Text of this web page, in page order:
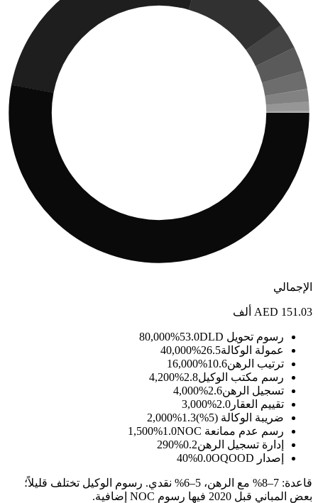
الإجمالي
AED 151.03 ألف
رسوم تحويل DLD 53.0
%
80,000
عمولة الوكالة26.5
%
40,000
ترتيب الرهن10.6
%
16,000
رسم مكتب الوكيل2.8
%
4,200
تسجيل الرهن2.6
%
4,000
تقييم العقار 2.0
%
3,000
ضريبة الوكالة (5%)
1.3
%
2,000
رسم عدم ممانعة NOC
1.0
%
1,500
إدارة تسجيل الرهن0.2
%
290
إصدار OQOOD
0.0
%
40
قاعدة: 7–8% مع الرهن، 5–6% نقدي. رسوم الوكيل تختلف قليلاً؛
بعض المباني قبل 2020 فيها رسوم NOC إضافية.